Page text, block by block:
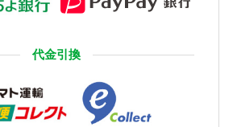
代金引換